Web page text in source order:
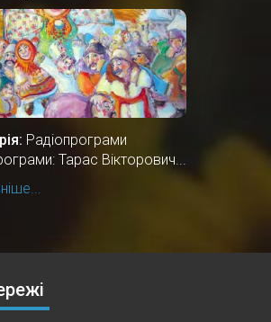
СВЯТКУВАНЬ
Радіопрограми
Тарас Вікторович...